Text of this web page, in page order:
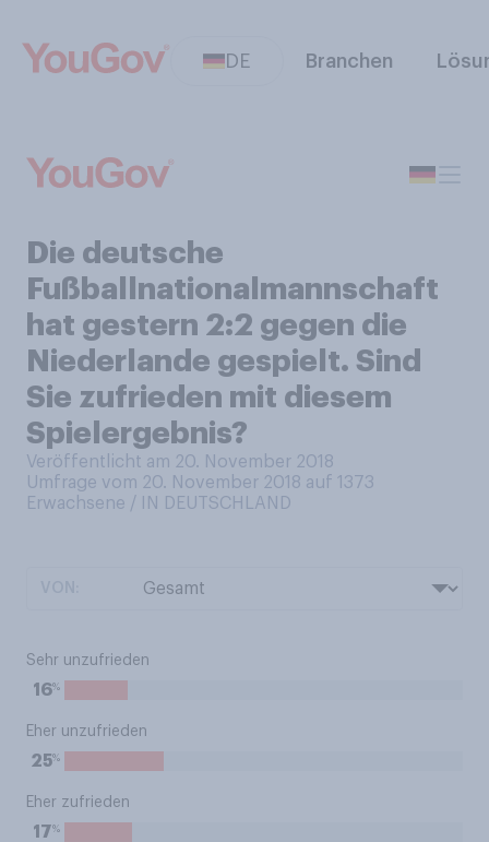
DE Branchen
Die deutsche
Fußballnationalmannschaft
hat gestern 2:2 gegen die
Niederlande gespielt. Sind
Sie zufrieden mit diesem
Spielergebnis?
Veröffentlicht am 20. November 2018
Umfrage vom 20. November 2018 auf 1373
Erwachsene / IN DEUTSCHLAND
Sehr unzufrieden
16%
Eher unzufrieden
25%
Eher zufrieden
17%